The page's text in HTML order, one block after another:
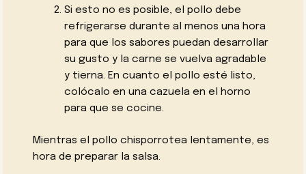
Si esto no es posible, el pollo debe
refrigerarse durante al menos una hora
para que los sabores puedan desarrollar
su gusto y la carne se vuelva agradable
y tierna. En cuanto el pollo esté listo,
colócalo en una cazuela en el horno
para que se cocine.
Mientras el pollo chisporrotea lentamente, es
hora de preparar la salsa.